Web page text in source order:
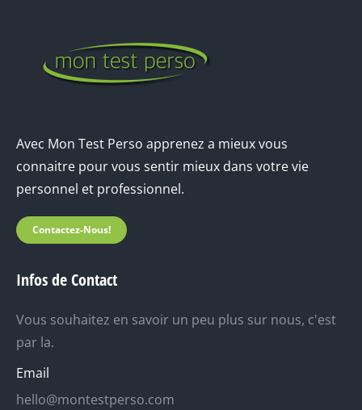
Avec Mon Test Perso apprenez a mieux vous
connaitre pour vous sentir mieux dans votre vie
personnel et professionnel.
Contactez-Nous!
Infos de Contact
Vous souhaitez en savoir un peu plus sur nous, c'est
par la.
Email
hello@montestperso.com